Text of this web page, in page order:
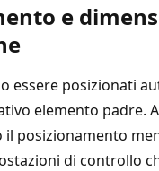
e
essere posizionati
elemento padre.
il posizionamento
di controllo